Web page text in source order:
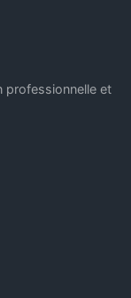
professionnelle et